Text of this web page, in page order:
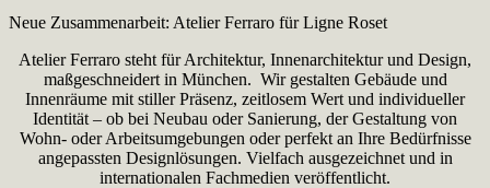
Neue Zusammenarbeit: Atelier Ferraro für Ligne Roset
Atelier Ferraro steht für Architektur, Innenarchitektur und Design,
maßgeschneidert in München. Wir gestalten Gebäude und
Innenräume mit stiller Präsenz, zeitlosem Wert und individueller
Identität – ob bei Neubau oder Sanierung, der Gestaltung von
Wohn- oder Arbeitsumgebungen oder perfekt an Ihre Bedürfnisse
angepassten Designlösungen. Vielfach ausgezeichnet und in
internationalen Fachmedien veröffentlicht.